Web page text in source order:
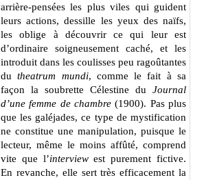
arrière-pensées les plus viles qui guident
leurs actions, dessille les yeux des naïfs,
les oblige à découvrir ce qui leur est
d’ordinaire soigneusement caché, et les
introduit dans les coulisses peu ragoûtantes
dutheatrum mundi, comme le fait à sa
façon la soubrette Célestine du Journal
d’une femme de chambre (1900). Pas plus
que les galéjades, ce type de mystification
ne constitue une manipulation, puisque le
lecteur, même le moins affûté, comprend
vite que l’interviewest purement fictive.
En revanche, elle sert très efficacement la